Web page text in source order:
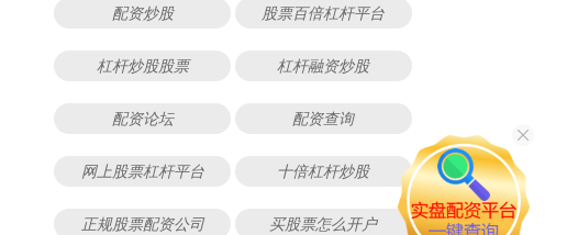
配资炒股 股票百倍杠杆平台
杠杆炒股股票 杠杆融资炒股
配资论坛 配资查询
网上股票杠杆平台 十倍杠杆炒股
正规股票配资公司 买股票怎么开户